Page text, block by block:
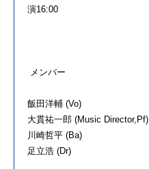
演16:00
メンバー
飯田洋輔 (Vo)
大貫祐一郎 (Music Director,Pf)
川崎哲平 (Ba)
足立浩 (Dr)